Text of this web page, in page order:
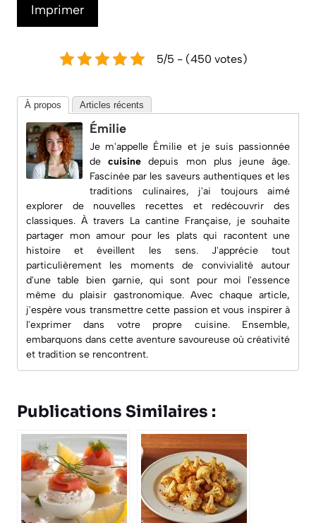
Imprimer
5/5 - (450 votes)
À propos Articles récents
Émilie
Je m'appelle Émilie et je suis passionnée
decuisine depuis mon plus jeune âge.
Fascinée par les saveurs authentiques et les
traditions culinaires, j'ai toujours aimé
explorer de nouvelles recettes et redécouvrir des
classiques. À travers La cantine Française, je souhaite
partager mon amour pour les plats qui racontent une
histoire et éveillent les sens. J'apprécie tout
particulièrement les moments de convivialité autour
d'une table bien garnie, qui sont pour moi l'essence
même du plaisir gastronomique. Avec chaque article,
j'espère vous transmettre cette passion et vous inspirer à
l'exprimer dans votre propre cuisine. Ensemble,
embarquons dans cette aventure savoureuse où créativité
et tradition se rencontrent.
Publications Similaires :